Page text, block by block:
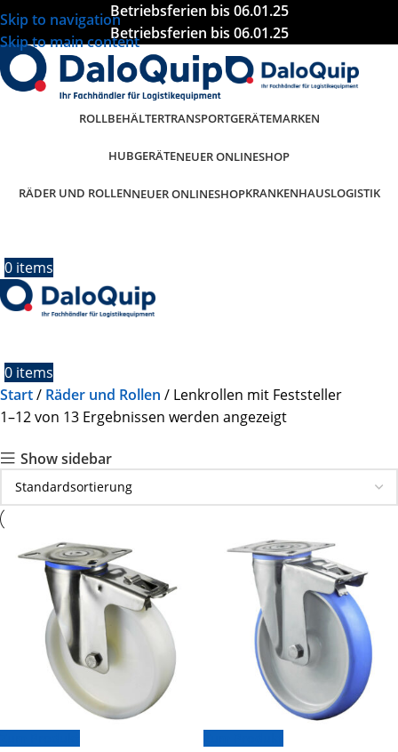
Skip to navigation
Skip to main content
Betriebsferien bis 06.01.25
Betriebsferien bis 06.01.25
ROLLBEHÄLTERTRANSPORTGERÄTEMARKEN
HUBGERÄTENEUER ONLINESHOP
RÄDER UND ROLLENNEUER ONLINESHOPKRANKENHAUSLOGISTIK
0 items
0 items
Start
Räder und Rollen
Lenkrollen mit Feststeller
1–12 von 13 Ergebnissen werden angezeigt
Show sidebar